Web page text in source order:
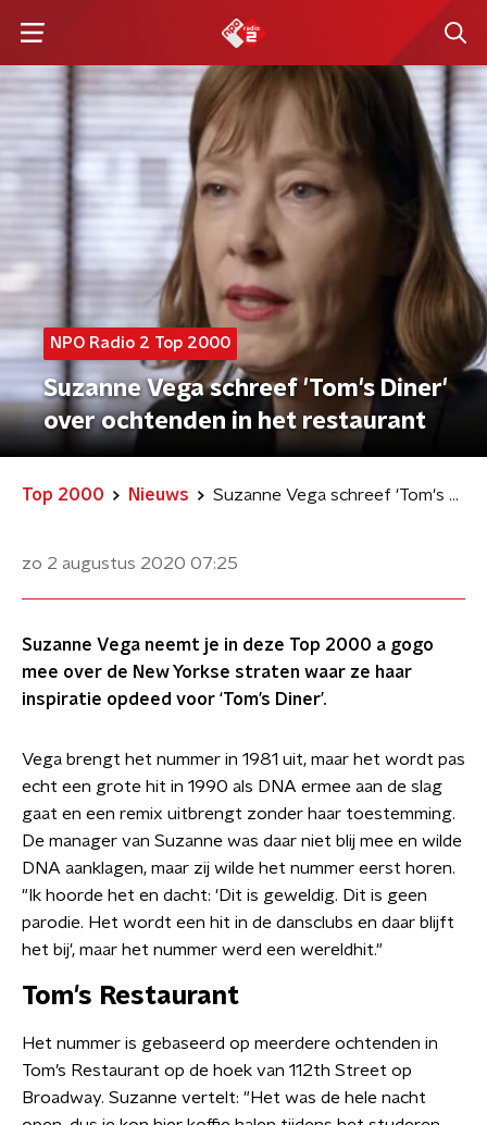
NPO Radio 2 Top 2000
Suzanne Vega schreef 'Tom's Diner'
over ochtenden in het restaurant
Top 2000 Nieuws Suzanne Vega schreef 'Tom's Diner' over ochtenden in het restaurant
zo 2 augustus 2020 07:25
Suzanne Vega neemt je in deze Top 2000 a gogo
mee over de New Yorkse straten waar ze haar
inspiratie opdeed voor ‘Tom’s Diner’.
Vega brengt het nummer in 1981 uit, maar het wordt pas
echt een grote hit in 1990 als DNA ermee aan de slag
gaat en een remix uitbrengt zonder haar toestemming.
De manager van Suzanne was daar niet blij mee en wilde
DNA aanklagen, maar zij wilde het nummer eerst horen.
"Ik hoorde het en dacht: 'Dit is geweldig. Dit is geen
parodie. Het wordt een hit in de dansclubs en daar blijft
het bij', maar het nummer werd een wereldhit."
Tom's Restaurant
Het nummer is gebaseerd op meerdere ochtenden in
Tom’s Restaurant op de hoek van 112th Street op
Broadway. Suzanne vertelt: "Het was de hele nacht